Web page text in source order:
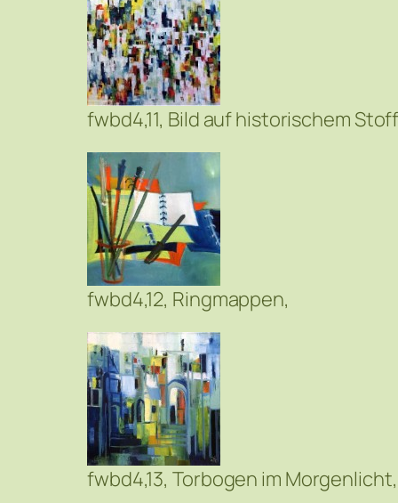
fwbd4,11, Bild auf historischem
fwbd4,12, Ringmappen,
fwbd4,13, Torbogen im Morgenlicht,